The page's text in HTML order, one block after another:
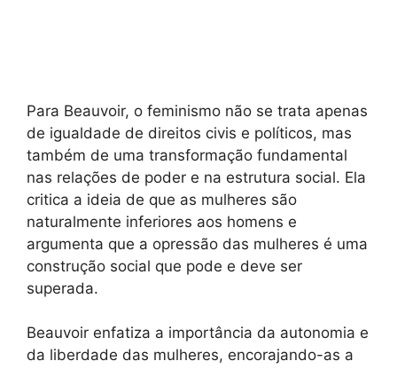
Para Beauvoir, o feminismo não se trata apenas
de igualdade de direitos civis e políticos, mas
também de uma transformação fundamental
nas relações de poder e na estrutura social. Ela
critica a ideia de que as mulheres são
naturalmente inferiores aos homens e
argumenta que a opressão das mulheres é uma
construção social que pode e deve ser
superada.
Beauvoir enfatiza a importância da autonomia e
da liberdade das mulheres, encorajando-as a